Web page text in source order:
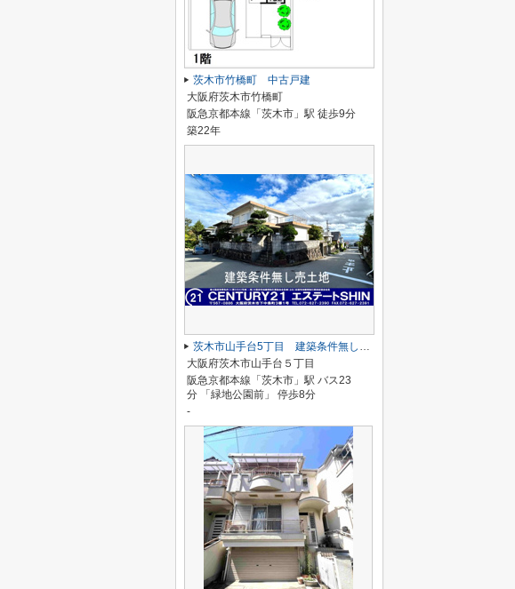
茨木市竹橋町 中古戸建
大阪府茨木市竹橋町
阪急京都本線「茨木市」駅 徒歩9分
築22年
茨木市山手台5丁目 建築条件無し売り土地
大阪府茨木市山手台５丁目
阪急京都本線「茨木市」駅 バス23
分 「緑地公園前」 停歩8分
-